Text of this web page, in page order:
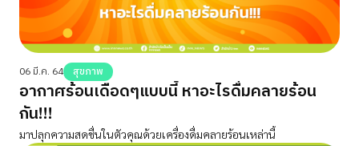
06 มี.ค. 64 สุขภาพ
อากาศร้อนเดือดๆแบบนี้ หาอะไรดื่มคลายร้อน
กัน!!!
มาปลุกความสดชื่นในตัวคุณด้วยเครื่องดื่มคลายร้อนเหล่านี้